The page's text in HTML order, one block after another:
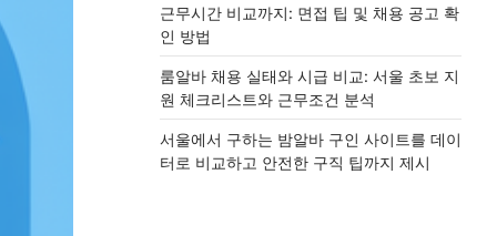
근무시간 비교까지: 면접 팁 및 채용 공고 확
인 방법
룸알바 채용 실태와 시급 비교: 서울 초보 지
원 체크리스트와 근무조건 분석
서울에서 구하는 밤알바 구인 사이트를 데이
터로 비교하고 안전한 구직 팁까지 제시